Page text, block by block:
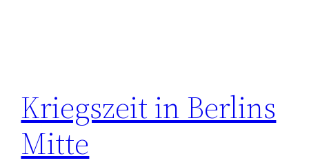
Kriegszeit in Berlins
Mitte